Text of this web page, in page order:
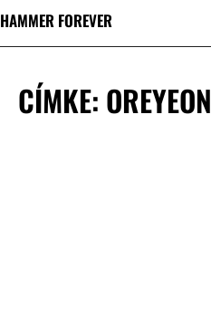
HAMMER FOREVER
CÍMKE: OREYEON